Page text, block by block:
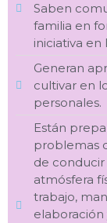
Saben
familia en
iniciativa en
Generan
cultivar en
personales.
Están
problemas
de conducir
atmósfera
trabajo,